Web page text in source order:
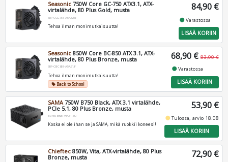
Seasonic 750W Core GC-750 ATX3.1, ATX-
virtalähde, 80 Plus Gold, musta
SRP-CGC751-A5A32SF
Tehoa ilman monimutkaisuutta!
84,90 €
fiber_manual_recordVarastossa
LISÄÄ KORIIN
Seasonic 850W Core BC-850 ATX 3.1, ATX-
virtalähde, 80 Plus Bronze, musta
SRP-CBC851-A5A51JF
Tehoa ilman monimutkaisuutta!
local_offerBack to School
68,90 € 83,90 €
fiber_manual_recordVarastossa
LISÄÄ KORIIN
SAMA 750W B750 Black, ATX 3.1 virtalähde,
PCIe 5.1, 80 Plus Bronze, musta
B0750-BKBFWA31-EU
Koska ei ole ihan se ja SAMA, mikä ruokkii koneesi!
53,90 €
fiber_manual_recordTulossa, arvio 18.08
LISÄÄ KORIIN
Chieftec 850W, Vita, ATX-virtalähde, 80 Plus
Bronze, musta
72,90 €